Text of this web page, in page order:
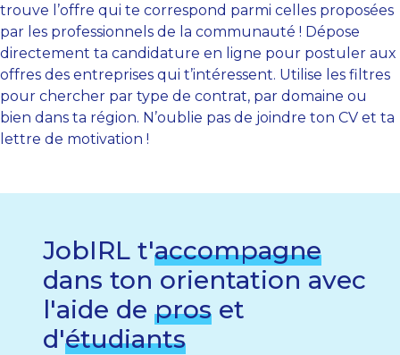
trouve l’offre qui te correspond parmi celles proposées
par les professionnels de la communauté ! Dépose
directement ta candidature en ligne pour postuler aux
offres des entreprises qui t’intéressent. Utilise les filtres
pour chercher par type de contrat, par domaine ou
bien dans ta région. N’oublie pas de joindre ton CV et ta
lettre de motivation !
JobIRL t'accompagne
dans ton orientation avec
l'aide de pros et
d'étudiants